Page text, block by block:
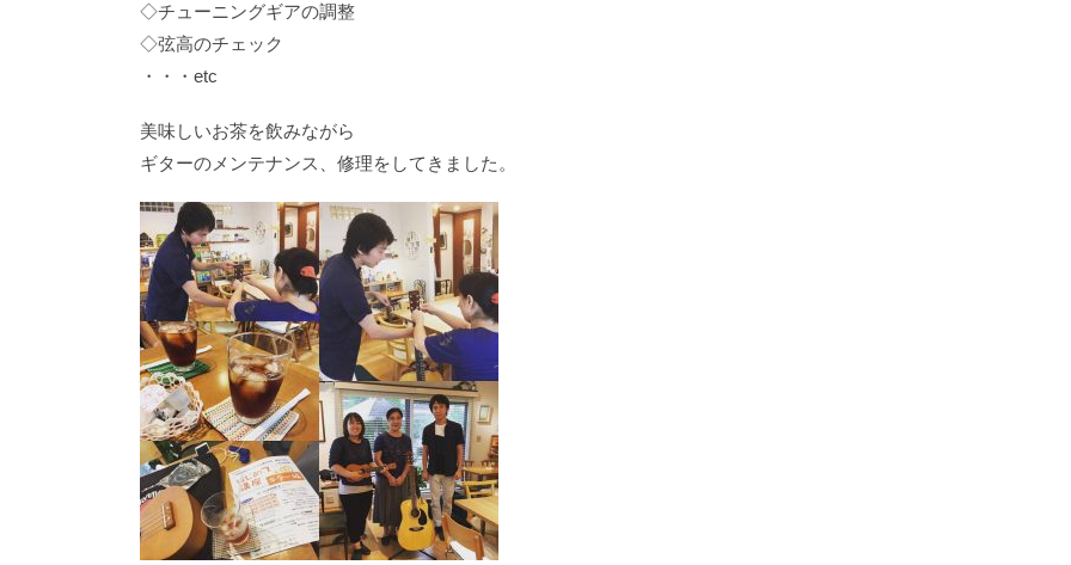
◇チューニングギアの調整
◇弦高のチェック
・・・etc
美味しいお茶を飲みながら
ギターのメンテナンス、修理をしてきました。